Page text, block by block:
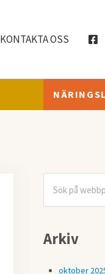
KONTAKTA OSS
Sidebar
Arkiv
oktober